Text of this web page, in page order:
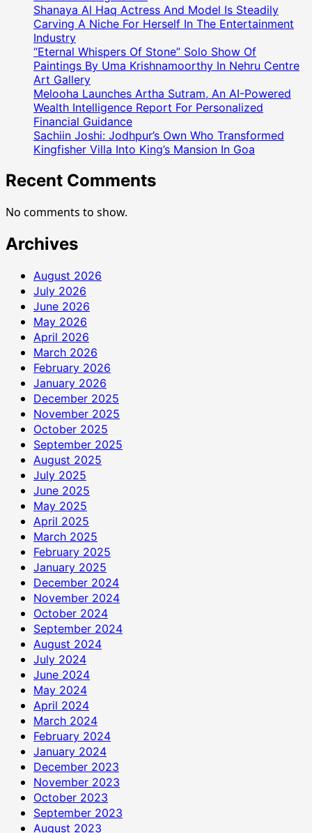
Shanaya Al Haq Actress And Model Is Steadily
Carving A Niche For Herself In The Entertainment
Industry
“Eternal Whispers Of Stone” Solo Show Of
Paintings By Uma Krishnamoorthy In Nehru Centre
Art Gallery
Melooha Launches Artha Sutram, An AI-Powered
Wealth Intelligence Report For Personalized
Financial Guidance
Sachiin Joshi: Jodhpur’s Own Who Transformed
Kingfisher Villa Into King’s Mansion In Goa
Recent Comments
No comments to show.
Archives
August 2026
July 2026
June 2026
May 2026
April 2026
March 2026
February 2026
January 2026
December 2025
November 2025
October 2025
September 2025
August 2025
July 2025
June 2025
May 2025
April 2025
March 2025
February 2025
January 2025
December 2024
November 2024
October 2024
September 2024
August 2024
July 2024
June 2024
May 2024
April 2024
March 2024
February 2024
January 2024
December 2023
November 2023
October 2023
September 2023
August 2023